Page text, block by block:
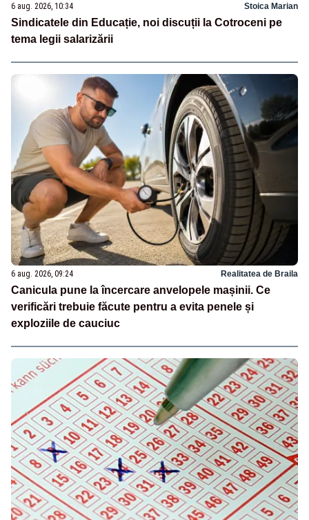
6 aug. 2026, 10:34 Stoica Marian
Sindicatele din Educație, noi discuții la Cotroceni pe
tema legii salarizării
6 aug. 2026, 09:24 Realitatea de Braila
Canicula pune la încercare anvelopele mașinii. Ce
verificări trebuie făcute pentru a evita penele și
exploziile de cauciuc